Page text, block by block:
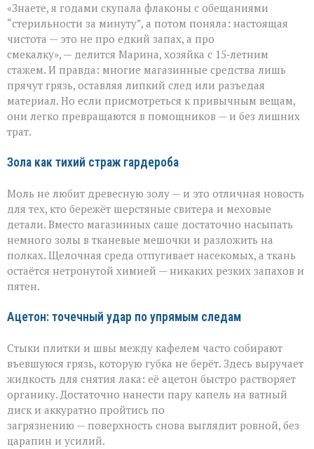
бытовая
химия
хитрости
для
идеальной
чистоты
«Знаете, я годами скупала флаконы с обещаниями
“стерильности за минуту”, а потом поняла: настоящая
чистота — это не про едкий запах, а про
смекалку», — делится Марина, хозяйка с 15‑летним
стажем. И правда: многие магазинные средства лишь
прячут грязь, оставляя липкий след или разъедая
материал. Но если присмотреться к привычным вещам,
они легко превращаются в помощников — и без лишних
трат.
Зола как тихий страж гардероба
Моль не любит древесную золу — и это отличная новость
для тех, кто бережёт шерстяные свитера и меховые
детали. Вместо магазинных саше достаточно насыпать
немного золы в тканевые мешочки и разложить на
полках. Щелочная среда отпугивает насекомых, а ткань
остаётся нетронутой химией — никаких резких запахов и
пятен.
Ацетон: точечный удар по упрямым следам
Стыки плитки и швы между кафелем часто собирают
въевшуюся грязь, которую губка не берёт. Здесь выручает
жидкость для снятия лака: её ацетон быстро растворяет
органику. Достаточно нанести пару капель на ватный
диск и аккуратно пройтись по
загрязнению — поверхность снова выглядит ровной, без
царапин и усилий.